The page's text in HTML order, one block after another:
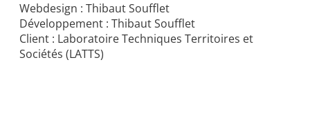
Webdesign : Thibaut Soufflet
Développement : Thibaut Soufflet
Client : Laboratoire Techniques Territoires et
Sociétés (LATTS)